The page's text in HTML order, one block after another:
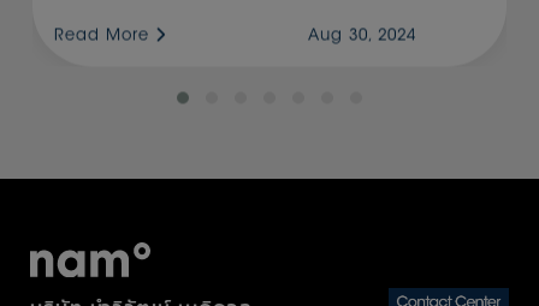
สามารถบรรลุเป้าหมายผลสำเร็จภายใต้การขับ
เนื่องและยั่งยืน โดยความสำเร็จที่เกิดขึ้นแก่องค์กร
นั้นมีรากฐานมาจากทุกภาคส่วนภายใต้ ครอบครัว
Read More Aug 30, 2024